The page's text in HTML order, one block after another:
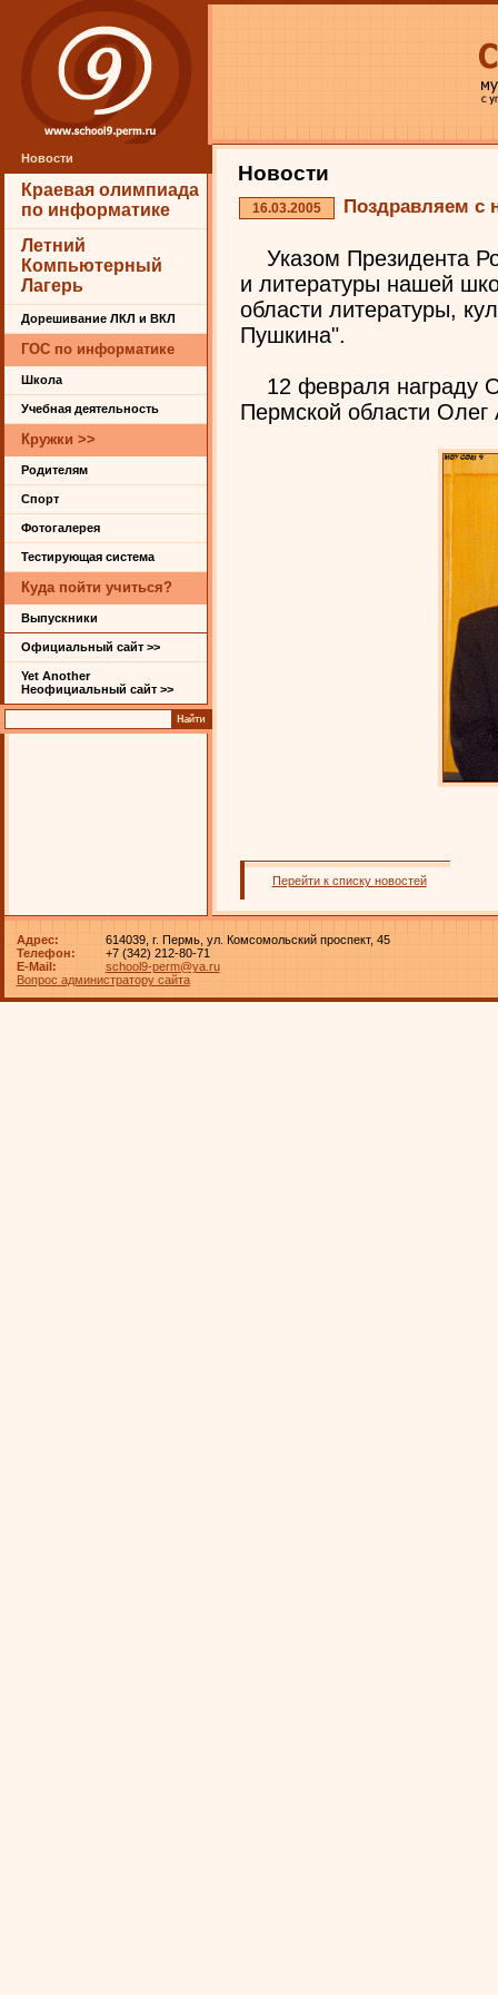
Новости
Краевая олимпиада
по информатике
Летний
Компьютерный
Лагерь
Дорешивание ЛКЛ и ВКЛ
ГОС по информатике
Школа
Учебная деятельность
Кружки >>
Родителям
Спорт
Фотогалерея
Тестирующая система
Куда пойти учиться?
Выпускники
Официальный сайт >>
Yet Another
Неофициальный сайт >>
Новости
16.03.2005 Поздравляем с
Указом Президента
и литературы нашей
области литературы,
Пушкина".
12 февраля награду
Пермской области Олег
Перейти к списку новостей
Адрес:
614039, г. Пермь, ул. Комсомольский проспект, 45
Телефон:
+7 (342) 212-80-71
E-Mail:
school9-perm@ya.ru
Вопрос администратору сайта